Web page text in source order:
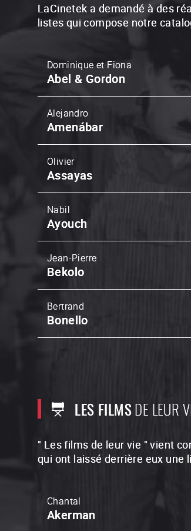
LaCinetek a demandé à des
listes qui compose notre
Dominique et Fiona
Abel & Gordon
Alejandro
Amenábar
Olivier
Assayas
Nabil
Ayouch
Jean-Pierre
Bekolo
Bertrand
Bonello
LES FILMSDE LEUR
" Les films de leur vie " vient
qui ont laissé derrière eux une
Chantal
Akerman